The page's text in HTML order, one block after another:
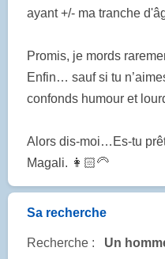
ayant +/- ma tranche
Promis, je mords
Enfin… sauf si tu
confonds humour et
Alors dis-moi…Es-tu
Magali. 👩🏻🦳
Sa recherche
Recherche : Un